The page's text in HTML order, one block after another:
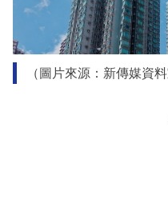
（圖片來源：新傳媒資料